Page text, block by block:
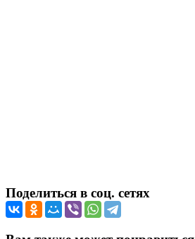
Поделиться в соц. сетях